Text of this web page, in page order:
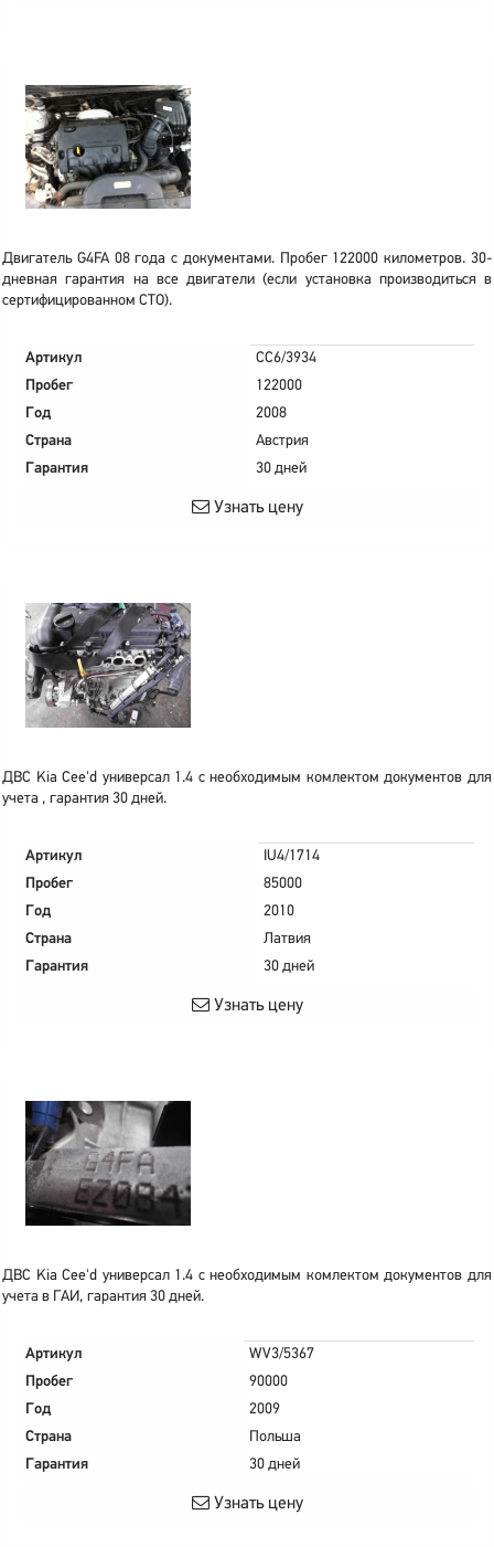
Двигатель G4FA 08 года с документами. Пробег 122000 километров. 30-
дневная гарантия на все двигатели (если установка производиться в
сертифицированном СТО).
Артикул
CC6/3934
Пробег
122000
Год
2008
Страна
Австрия
Гарантия
30 дней
Узнать цену
ДВС Kia Cee'd универсал 1.4 с необходимым комлектом документов для
учета , гарантия 30 дней.
Артикул
IU4/1714
Пробег
85000
Год
2010
Страна
Латвия
Гарантия
30 дней
Узнать цену
ДВС Kia Cee'd универсал 1.4 с необходимым комлектом документов для
учета в ГАИ, гарантия 30 дней.
Артикул
WV3/5367
Пробег
90000
Год
2009
Страна
Польша
Гарантия
30 дней
Узнать цену